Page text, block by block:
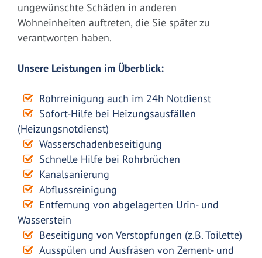
ungewünschte Schäden in anderen
Wohneinheiten auftreten, die Sie später zu
verantworten haben.
Unsere Leistungen im Überblick:
Rohrreinigung auch im 24h Notdienst
Sofort-Hilfe bei Heizungsausfällen
(Heizungsnotdienst)
Wasserschadenbeseitigung
Schnelle Hilfe bei Rohrbrüchen
Kanalsanierung
Abflussreinigung
Entfernung von abgelagerten Urin- und
Wasserstein
Beseitigung von Verstopfungen (z.B. Toilette)
Ausspülen und Ausfräsen von Zement- und